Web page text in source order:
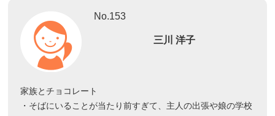
No.153
三川 洋子
家族とチョコレート
・そばにいることが当たり前すぎて、主人の出張や娘の学校